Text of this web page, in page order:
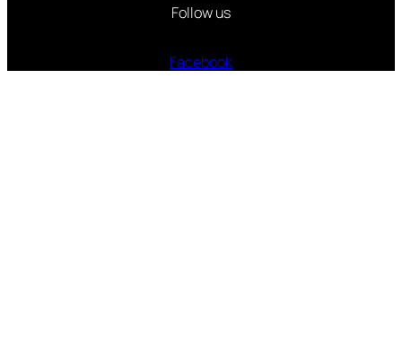
Follow us
Facebook